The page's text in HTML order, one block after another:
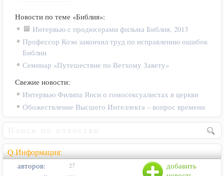
Новости по теме «Библия»:
Интервью с продюсерами фильма Библия, 2013
Профессор Коэн закончил труд по исправлению ошибок
Библии
Семинар «Путешествие по Ветхому Завету»
Свежие новости:
Интервью Филипа Янси о гомосексуалистах в церкви
Обожествление Высшего Интеллекта – вопрос времени
Q.Информация:
добавить
авторов: 27